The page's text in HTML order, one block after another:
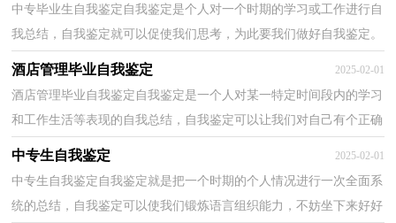
中专毕业生自我鉴定自我鉴定是个人对一个时期的学习或工作进行自
我总结，自我鉴定就可以促使我们思考，为此要我们做好自我鉴定。
那么你知道自我鉴定如何写吗？以下是小编整理的中...
酒店管理毕业自我鉴定 2025-02-01
酒店管理毕业自我鉴定自我鉴定是一个人对某一特定时间段内的学习
和工作生活等表现的自我总结，自我鉴定可以让我们对自己有个正确
的认知，因此，让我们写一份自我鉴定吧。自我鉴定...
中专生自我鉴定 2025-02-01
中专生自我鉴定自我鉴定就是把一个时期的个人情况进行一次全面系
统的总结，自我鉴定可以使我们锻炼语言组织能力，不妨坐下来好好